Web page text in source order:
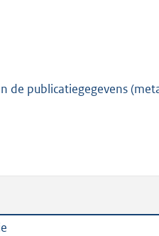
de publicatiegegevens